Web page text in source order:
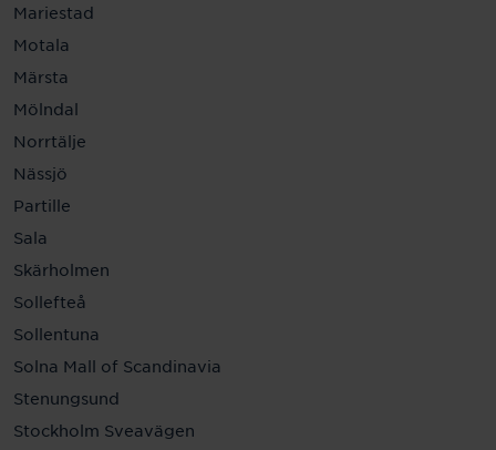
Mariestad
Motala
Märsta
Mölndal
Norrtälje
Nässjö
Partille
Sala
Skärholmen
Sollefteå
Sollentuna
Solna Mall of Scandinavia
Stenungsund
Stockholm Sveavägen